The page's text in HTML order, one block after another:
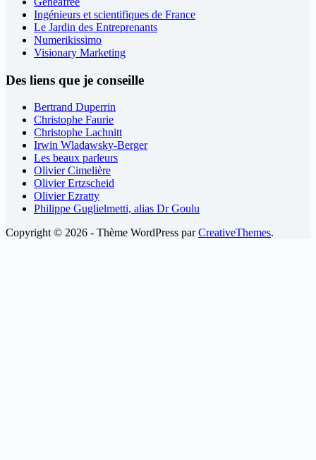
Ingénieurs et scientifiques de France
Le Jardin des Entreprenants
Numerikissimo
Visionary Marketing
Des liens que je conseille
Bertrand Duperrin
Christophe Faurie
Christophe Lachnitt
Irwin Wladawsky-Berger
Les beaux parleurs
Olivier Cimelière
Olivier Ertzscheid
Olivier Ezratty
Philippe Guglielmetti, alias Dr Goulu
Copyright © 2026 - Thème WordPress parCreativeThemes.